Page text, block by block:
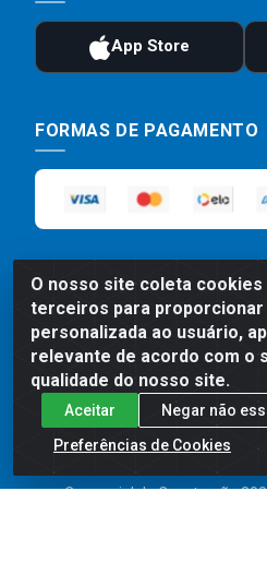
O nosso site coleta
terceiros para proporcionar
personalizada ao usuário,
relevante de acordo com o
qualidade do nosso site.
Aceitar
Negar não
Preferências de Cookies
FORMAS DE PAGAMENTO
Preços, promoções, condições de
para compras realizadas
divergência de preço de um
exibido no carrinho de compras do
Imagens de produtos
Comercial de Construção